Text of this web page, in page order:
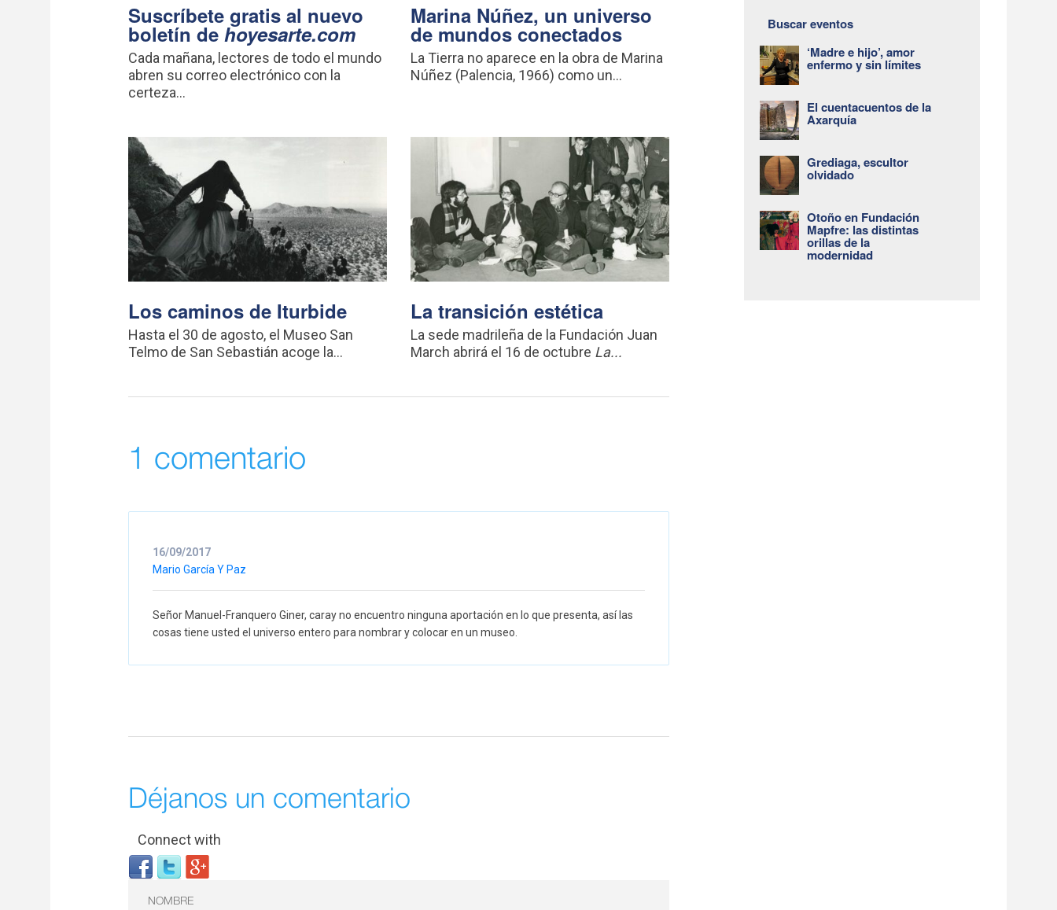
Suscríbete gratis al nuevo
boletín de hoyesarte.com
Cada mañana, lectores de todo el mundo
abren su correo electrónico con la
certeza...
Marina Núñez, un universo
de mundos conectados
La Tierra no aparece en la obra de Marina
Núñez (Palencia, 1966) como un...
Los caminos de Iturbide
Hasta el 30 de agosto, el Museo San
Telmo de San Sebastián acoge la...
La transición estética
La sede madrileña de la Fundación Juan
March abrirá el 16 de octubre La...
1 comentario
16/09/2017
Mario García Y Paz
Señor Manuel-Franquero Giner, caray no encuentro ninguna aportación en lo que presenta, así las
cosas tiene usted el universo entero para nombrar y colocar en un museo.
Déjanos un comentario
Connect with
Buscar eventos
‘Madre e hijo’, amor
enfermo y sin límites
El cuentacuentos de la
Axarquía
Grediaga, escultor
olvidado
Otoño en Fundación
Mapfre: las distintas
orillas de la
modernidad